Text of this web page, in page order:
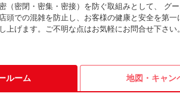
（密閉・密集・密接）を防ぐ取組みとして、 グ
頭での混雑を防止し、お客様の健康と安全を第
上げます。ご不明な点はお気軽にお問合せ下さい。
ルーム 地図・ キャン